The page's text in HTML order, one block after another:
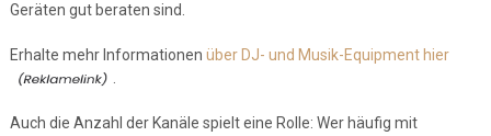
Geräten gut beraten sind.
Erhalte mehr Informationen über DJ- und Musik-Equipment hier
Auch die Anzahl der Kanäle spielt eine Rolle: Wer häufig mit